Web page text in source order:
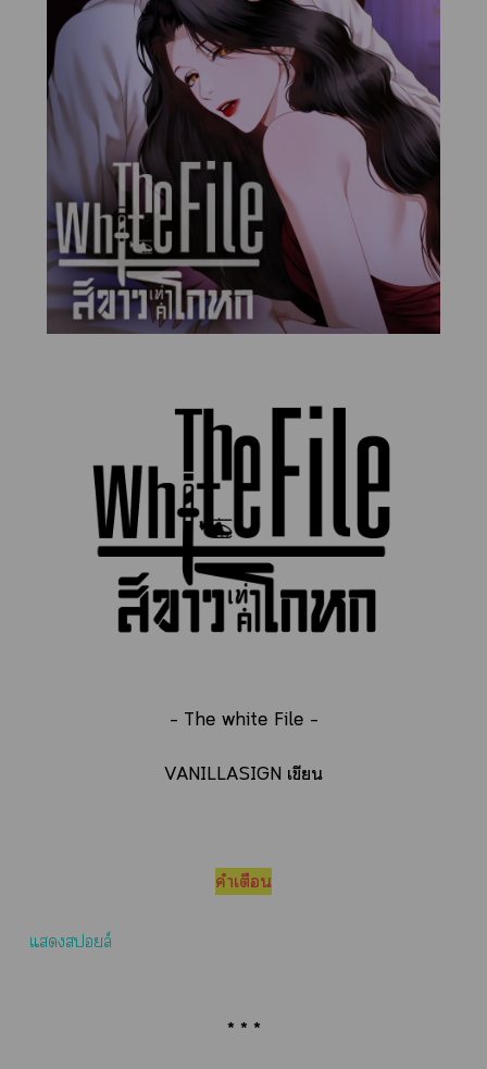
– The white File –
VANILLASIGN เขียน
คำเตือน
แสล์
* * *